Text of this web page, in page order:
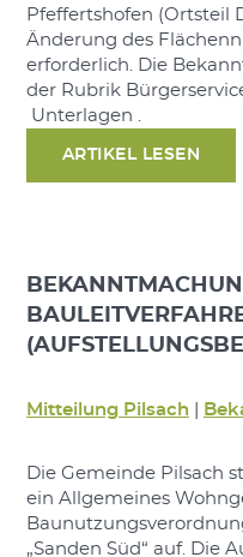
Pfeffertshofen (Ortsteil
Änderung des
erforderlich. Die
der Rubrik
Unterlagen .
ARTIKEL LESEN
Mitteilung Pilsach|
Die Gemeinde Pilsach
ein Allgemeines
„Sanden Süd“ auf. Die